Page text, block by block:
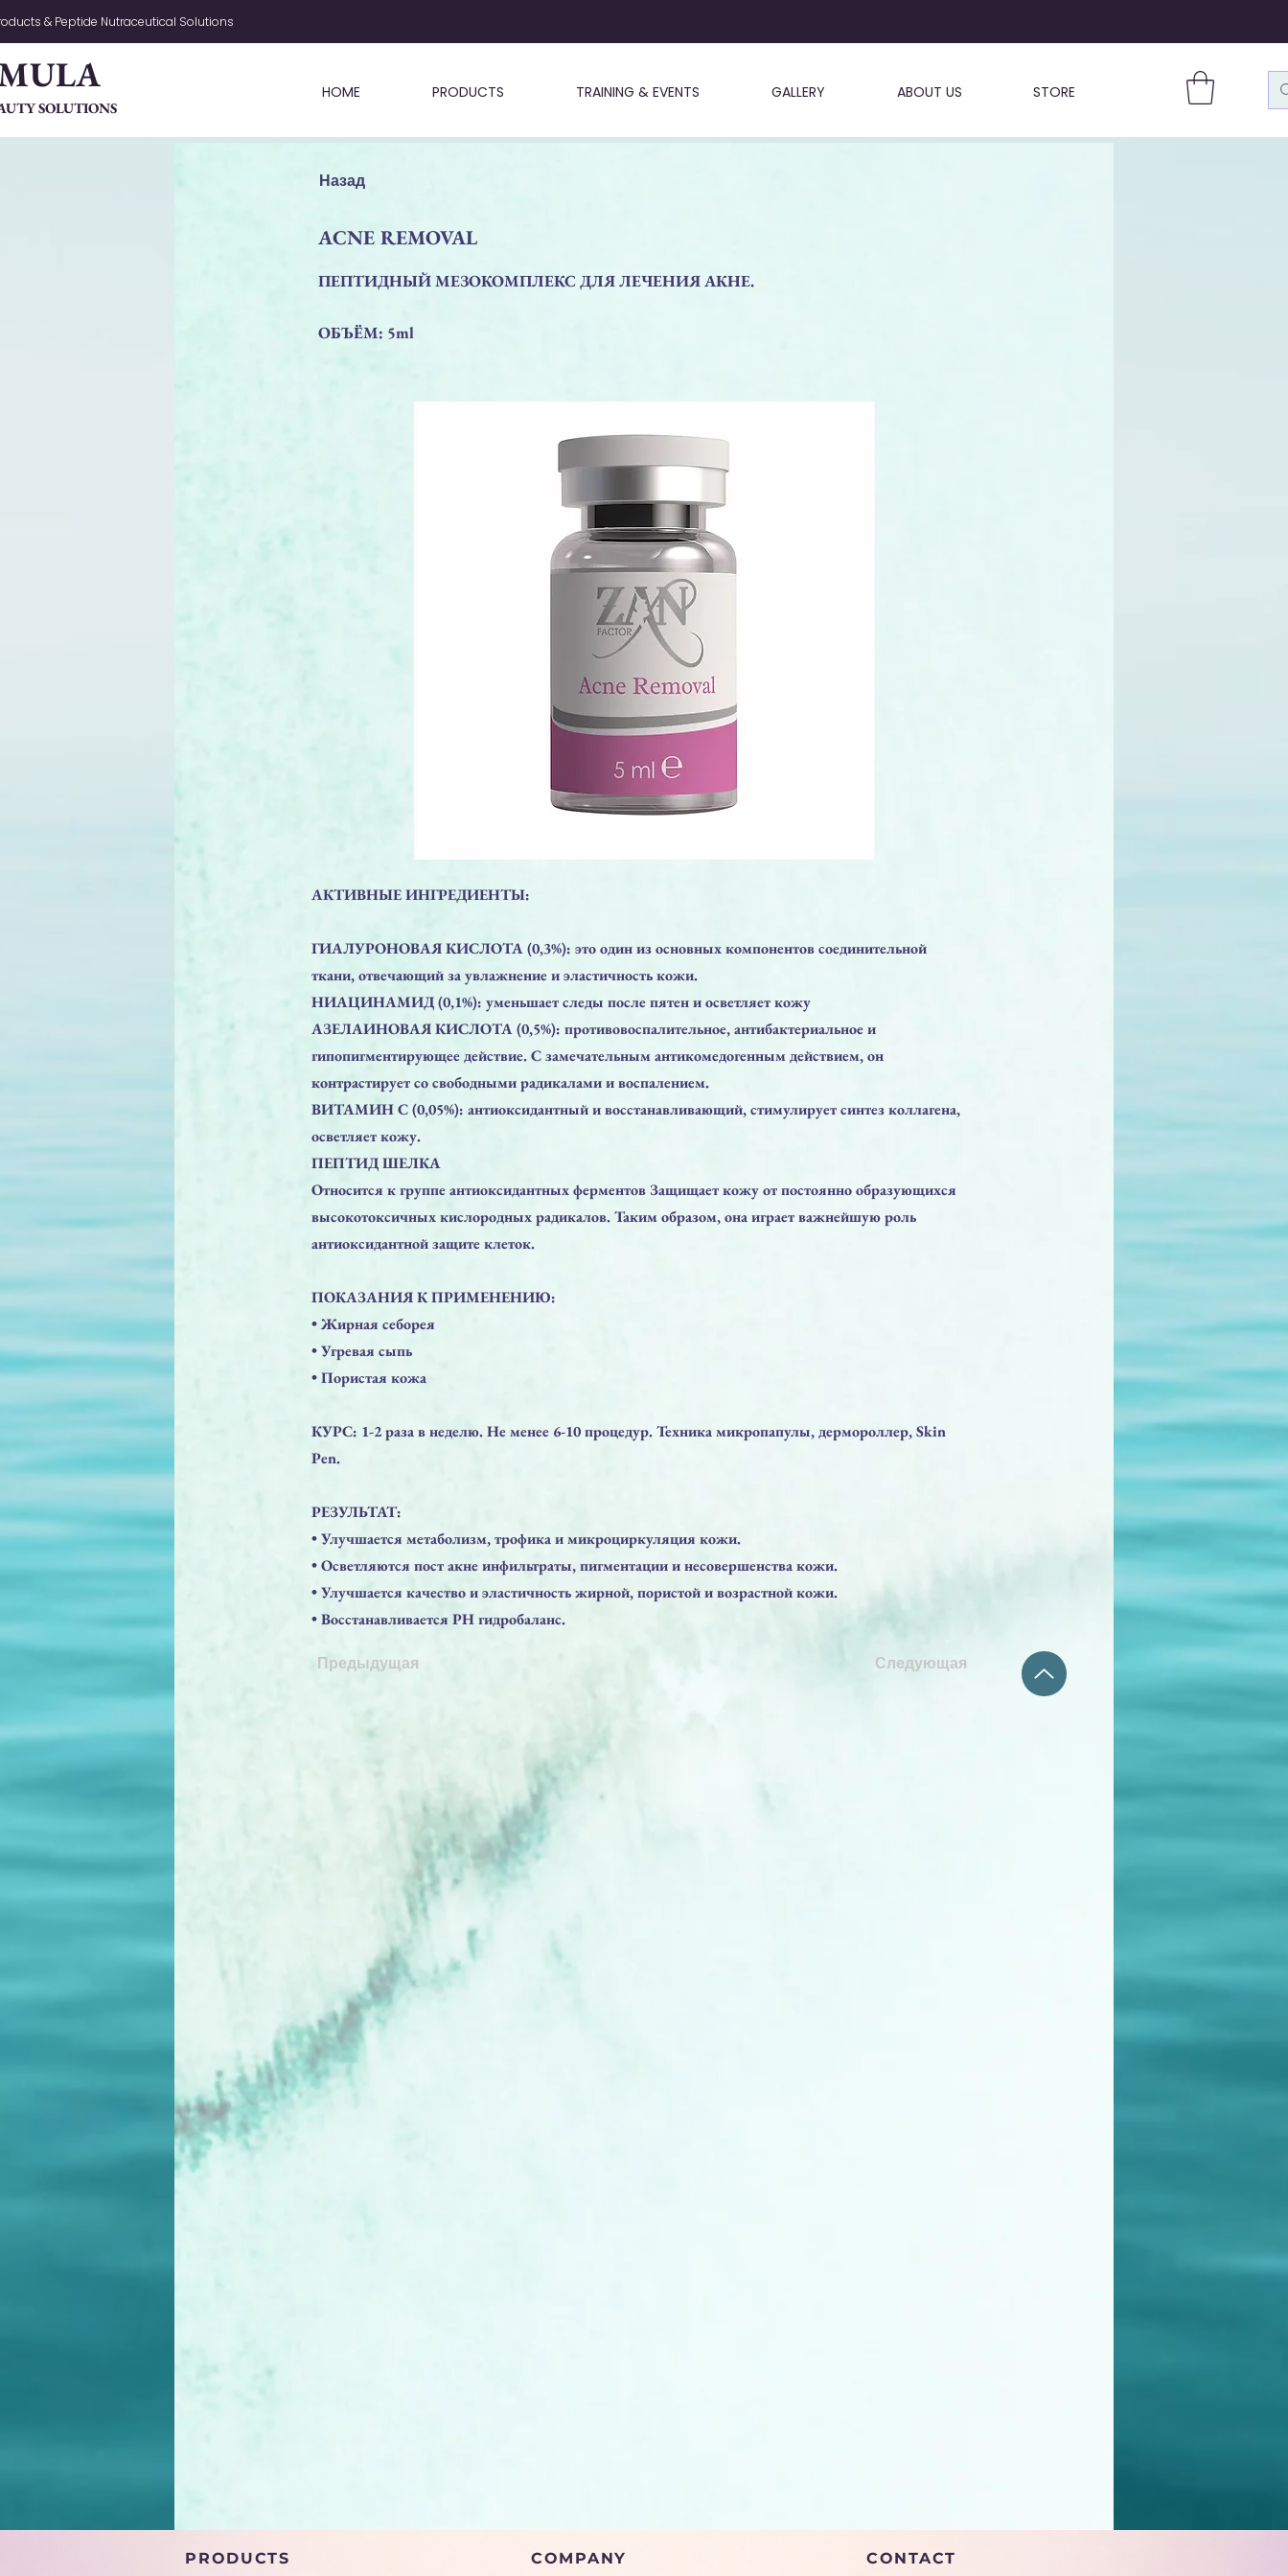
& Peptide Nutraceutical Solutions
SOLUTIONS
HOME PRODUCTS TRAINING & EVENTS GALLERY ABOUT US STORE
Назад
ACNE REMOVAL
ПЕПТИДНЫЙ МЕЗОКОМПЛЕКС ДЛЯ ЛЕЧЕНИЯ АКНЕ.
ОБЪЁМ: 5ml
АКТИВНЫЕ ИНГРЕДИЕНТЫ:
ГИАЛУРОНОВАЯ КИСЛОТА (0,3%): это один из основных компонентов соединительной
ткани, отвечающий за увлажнение и эластичность кожи.
НИАЦИНАМИД (0,1%): уменьшает следы после пятен и осветляет кожу
АЗЕЛАИНОВАЯ КИСЛОТА (0,5%): противовоспалительное, антибактериальное и
гипопигментирующее действие. С замечательным антикомедогенным действием, он
контрастирует со свободными радикалами и воспалением.
ВИТАМИН С (0,05%): антиоксидантный и восстанавливающий, стимулирует синтез коллагена,
осветляет кожу.⠀
ПЕПТИД ШЕЛКА
Относится к группе антиоксидантных ферментов Защищает кожу от постоянно образующихся
высокотоксичных кислородных радикалов. Таким образом, она играет важнейшую роль
антиоксидантной защите клеток.
ПОКАЗАНИЯ К ПРИМЕНЕНИЮ:⠀
• Жирная себорея
• Угревая сыпь
• Пористая кожа
КУРС: 1-2 раза в неделю. Не менее 6-10 процедур. Техника микропапулы, дермороллер, Skin
Pen.
РЕЗУЛЬТАТ:
• Улучшается метаболизм, трофика и микроциркуляция кожи.
• Осветляются пост акне инфильтраты, пигментации и несовершенства кожи.
• Улучшается качество и эластичность жирной, пористой и возрастной кожи.
• Восстанавливается РН гидробаланс.
Предыдущая Следующая
PRODUCTS COMPANY CONTACT